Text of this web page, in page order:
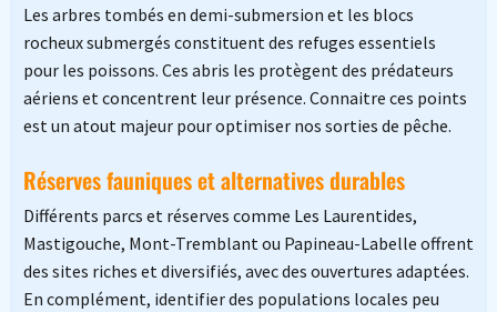
Les arbres tombés en demi-submersion et les blocs
rocheux submergés constituent des refuges essentiels
pour les poissons. Ces abris les protègent des prédateurs
aériens et concentrent leur présence. Connaitre ces points
est un atout majeur pour optimiser nos sorties de pêche.
Réserves fauniques et alternatives durables
Différents parcs et réserves comme Les Laurentides,
Mastigouche, Mont-Tremblant ou Papineau-Labelle offrent
des sites riches et diversifiés, avec des ouvertures adaptées.
En complément, identifier des populations locales peu